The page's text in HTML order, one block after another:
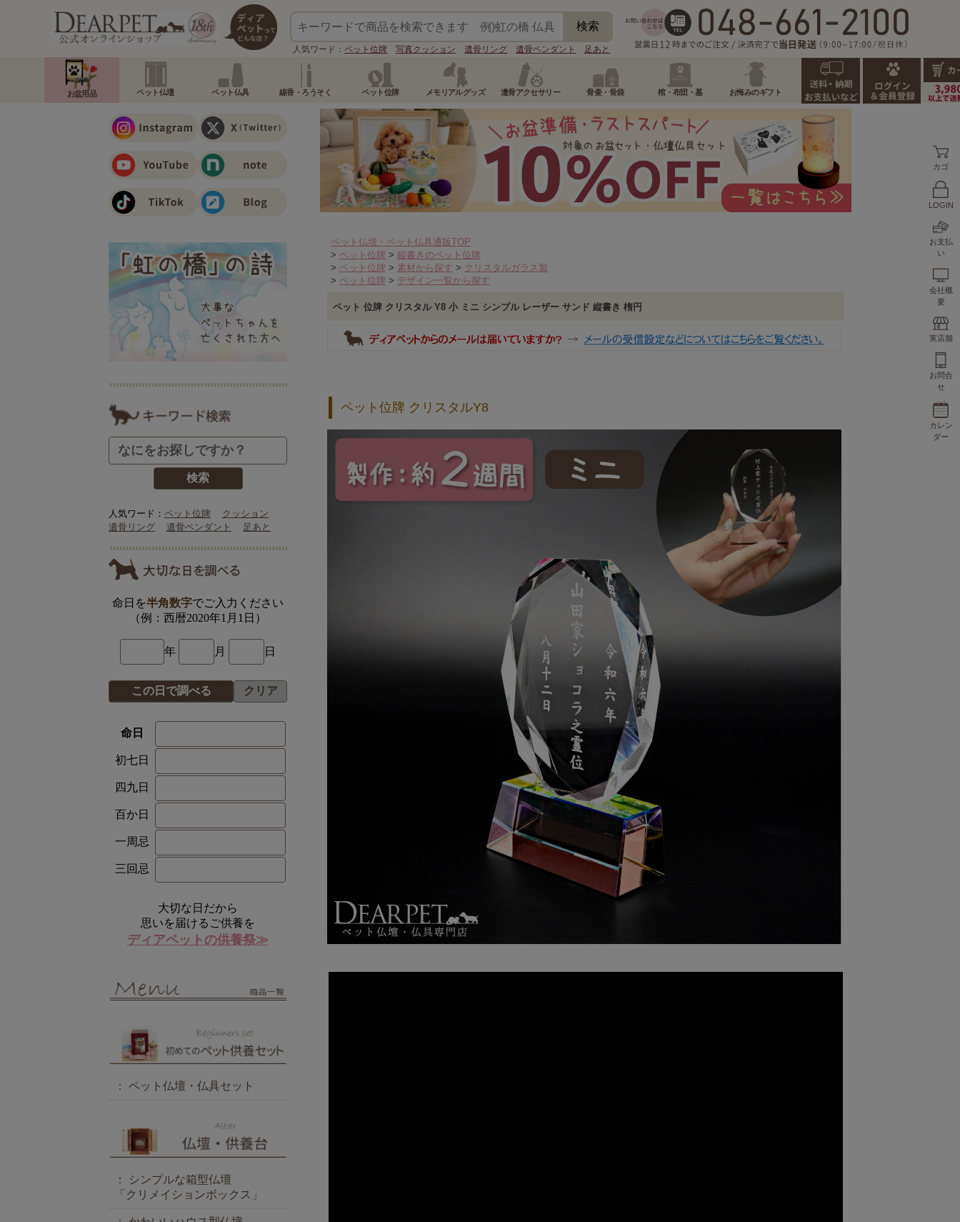
人気ワード：ペット位牌 写真クッション 遺骨リング 遺骨ペンダント 足あと
お盆用品 ペット仏壇 ペット仏具 線香・ろうそく ペット位牌 メモリアルグッズ 遺骨アクセサリー 骨壷・骨袋 棺・布団・墓 お悔みのギフト
カゴ
LOGIN
お支払
い
会社概
要
実店舗
お問合
せ
カレン
ダー
ペット仏壇・ペット仏具通販TOP
> ペット位牌 > 縦書きのペット位牌
> ペット位牌 > 素材から探す > クリスタルガラス製
> ペット位牌 > デザイン一覧から探す
ペット 位牌 クリスタル Y8 小 ミニ シンプル レーザー サンド 縦書き 楕円
ペット位牌 クリスタルY8